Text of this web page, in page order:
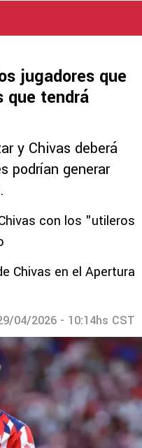
jugadores que
que tendrá
y Chivas deberá
podrían generar
con los "utileros
Chivas en el Apertura
04/2026 - 10:14hs CST